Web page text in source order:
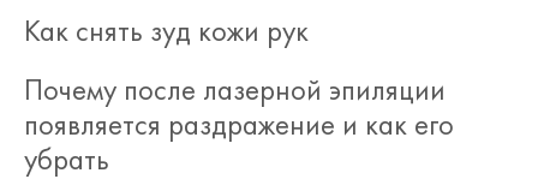
Как снять зуд кожи рук
Почему после лазерной эпиляции
появляется раздражение и как его
убрать